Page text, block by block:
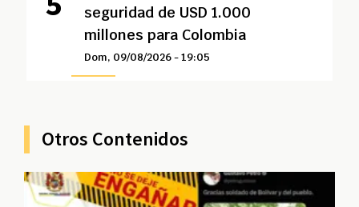
seguridad de USD 1.000
millones para Colombia
Dom, 09/08/2026 - 19:05
Otros Contenidos